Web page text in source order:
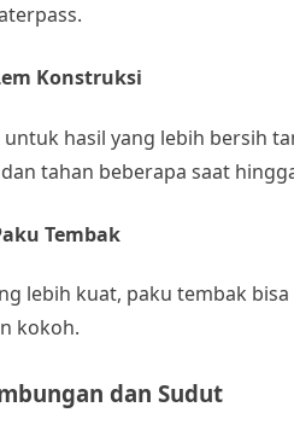
Konstruksi
hasil yang lebih bersih
tahan beberapa saat
Tembak
lebih kuat, paku tembak
kokoh.
dan Sudut